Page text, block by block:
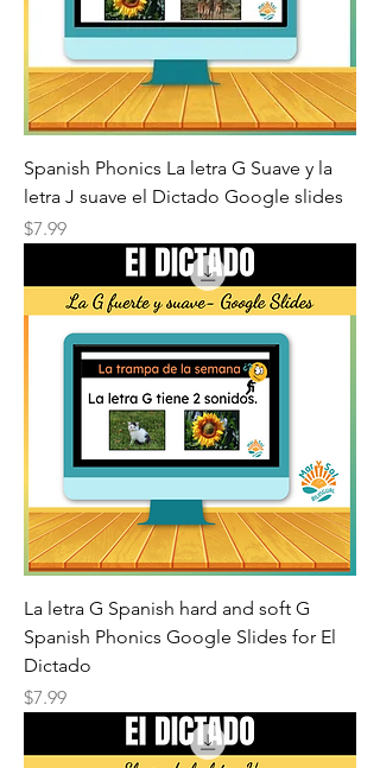
Spanish Phonics La letra G Suave y la
letra J suave el Dictado Google slides
Price
$7.99
La letra G Spanish hard and soft G
Spanish Phonics Google Slides for El
Dictado
Price
$7.99